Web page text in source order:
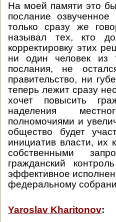
На моей памяти это
послание
только сразу же
называл тех, кто
корректировку этих
ни один человек из
послания, не
правительство, ни
теперь лежит сразу
хочет повысить
наделения
полномочиями и
общество будет
инициатив власти, их
собственными
гражданский
эффективное
федеральному
Yaroslav Kharitonov: